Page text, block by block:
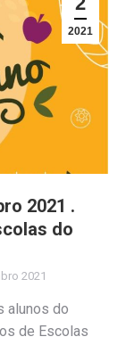
2021
2021 .
do
2021
alunos do
de Escolas